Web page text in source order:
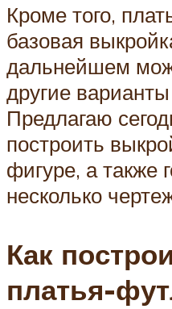
Кроме того,
базовая
дальнейшем
другие
Предлагаю
построить
фигуре, а также
несколько
Как
платья-